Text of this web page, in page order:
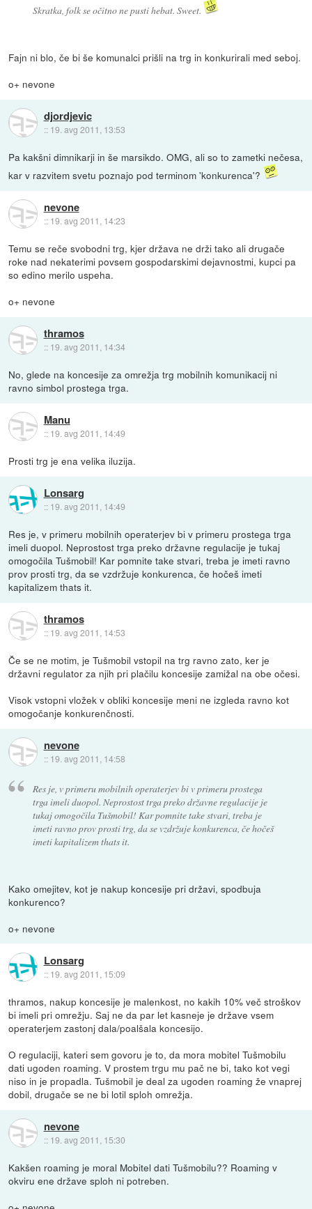
Skratka, folk se očitno ne pusti hebat. Sweet.
Fajn ni blo, če bi še komunalci prišli na trg in konkurirali med seboj.
o+ nevone
djordjevic
:: 19. avg 2011, 13:53
Pa kakšni dimnikarji in še marsikdo. OMG, ali so to zametki nečesa,
kar v razvitem svetu poznajo pod terminom 'konkurenca'?
nevone
:: 19. avg 2011, 14:23
Temu se reče svobodni trg, kjer država ne drži tako ali drugače
roke nad nekaterimi povsem gospodarskimi dejavnostmi, kupci pa
so edino merilo uspeha.
o+ nevone
thramos
:: 19. avg 2011, 14:34
No, glede na koncesije za omrežja trg mobilnih komunikacij ni
ravno simbol prostega trga.
Manu
:: 19. avg 2011, 14:49
Prosti trg je ena velika iluzija.
Lonsarg
:: 19. avg 2011, 14:49
Res je, v primeru mobilnih operaterjev bi v primeru prostega trga
imeli duopol. Neprostost trga preko državne regulacije je tukaj
omogočila Tušmobil! Kar pomnite take stvari, treba je imeti ravno
prov prosti trg, da se vzdržuje konkurenca, če hočeš imeti
kapitalizem thats it.
thramos
:: 19. avg 2011, 14:53
Če se ne motim, je Tušmobil vstopil na trg ravno zato, ker je
državni regulator za njih pri plačilu koncesije zamižal na obe očesi.
Visok vstopni vložek v obliki koncesije meni ne izgleda ravno kot
omogočanje konkurenčnosti.
nevone
:: 19. avg 2011, 14:58
Res je, v primeru mobilnih operaterjev bi v primeru prostega
trga imeli duopol. Neprostost trga preko državne regulacije je
tukaj omogočila Tušmobil! Kar pomnite take stvari, treba je
imeti ravno prov prosti trg, da se vzdržuje konkurenca, če hočeš
imeti kapitalizem thats it.
Kako omejitev, kot je nakup koncesije pri državi, spodbuja
konkurenco?
o+ nevone
Lonsarg
:: 19. avg 2011, 15:09
thramos, nakup koncesije je malenkost, no kakih 10% več stroškov
bi imeli pri omrežju. Saj ne da par let kasneje je države vsem
operaterjem zastonj dala/poalšala koncesijo.
O regulaciji, kateri sem govoru je to, da mora mobitel Tušmobilu
dati ugoden roaming. V prostem trgu mu pač ne bi, tako kot vegi
niso in je propadla. Tušmobil je deal za ugoden roaming že vnaprej
dobil, drugače se ne bi lotil sploh omrežja.
nevone
:: 19. avg 2011, 15:30
Kakšen roaming je moral Mobitel dati Tušmobilu?? Roaming v
okviru ene države sploh ni potreben.